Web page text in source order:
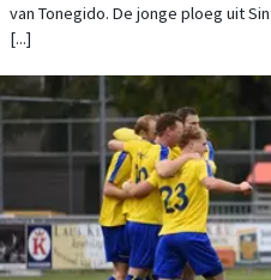
van Tonegido. De jonge ploeg uit
[...]